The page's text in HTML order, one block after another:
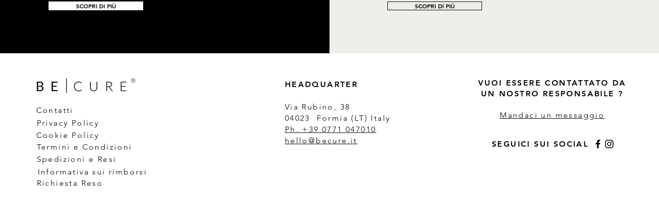
SCOPRI DI PIÙ SCOPRI DI PIÙ
Contatti
Privacy Policy
Cookie Policy
Termini e Condizioni
Spedizioni e Resi
Informativa sui rimborsi
Richiesta Reso
HEADQUARTER
Via Rubino, 38
04023 Formia (LT) Italy
Ph. +39 0771 047010
hello@becure.it
VUOI ESSERE CONTATTATO DA
UN NOSTRO RESPONSABILE ?
Mandaci un messaggio
SEGUICI SUI SOCIAL